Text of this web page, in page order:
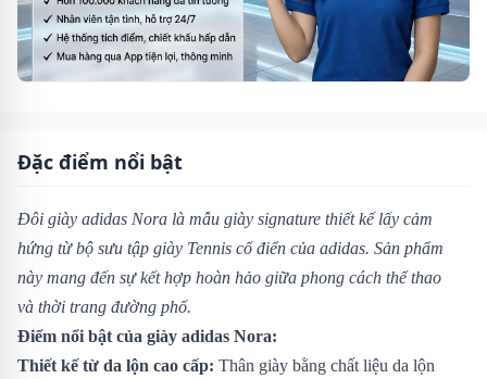
Đặc điểm nổi bật
Đôi giày adidas Nora là mẫu giày signature thiết kế lấy cảm
hứng từ bộ sưu tập giày Tennis cổ điển của adidas. Sản phẩm
này mang đến sự kết hợp hoàn hảo giữa phong cách thể thao
và thời trang đường phố.
Điểm nổi bật của giày adidas Nora:
Thiết kế từ da lộn cao cấp: Thân giày bằng chất liệu da lộn